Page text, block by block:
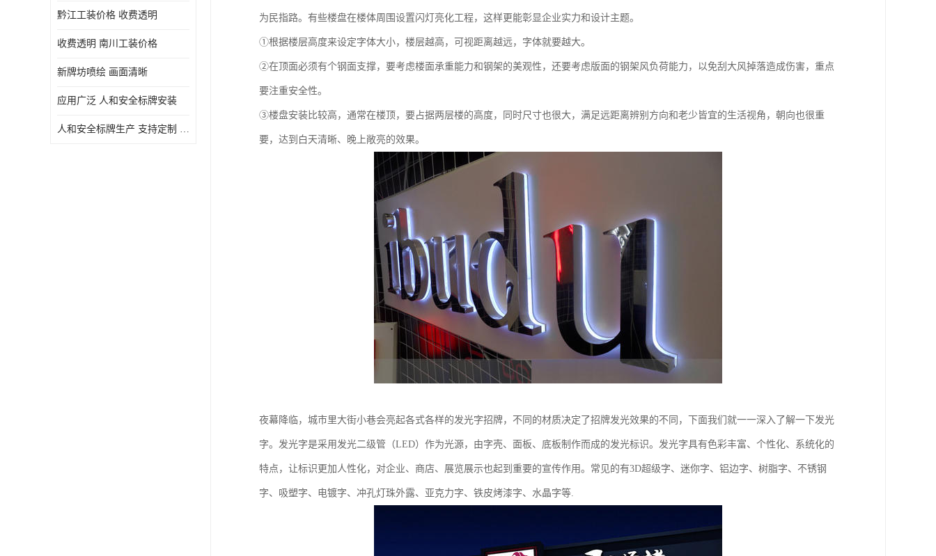
黔江工装价格 收费透明
收费透明 南川工装价格
新牌坊喷绘 画面清晰
应用广泛 人和安全标牌安装
人和安全标牌生产 支持定制 润乔
为民指路。有些楼盘在楼体周围设置闪灯亮化工程，这样更能彰显企业实力和设计主题。
①根据楼层高度来设定字体大小，楼层越高，可视距离越远，字体就要越大。
②在顶面必须有个钢面支撑，要考虑楼面承重能力和钢架的美观性，还要考虑版面的钢架风负荷能力，以免刮大风掉落造成伤害，重点
要注重安全性。
③楼盘安装比较高，通常在楼顶，要占据两层楼的高度，同时尺寸也很大，满足远距离辨别方向和老少皆宜的生活视角，朝向也很重
要，达到白天清晰、晚上敞亮的效果。
夜幕降临，城市里大街小巷会亮起各式各样的发光字招牌，不同的材质决定了招牌发光效果的不同，下面我们就一一深入了解一下发光
字。发光字是采用发光二级管（LED）作为光源，由字壳、面板、底板制作而成的发光标识。发光字具有色彩丰富、个性化、系统化的
特点，让标识更加人性化，对企业、商店、展览展示也起到重要的宣传作用。常见的有3D超级字、迷你字、铝边字、树脂字、不锈钢
字、吸塑字、电镀字、冲孔灯珠外露、亚克力字、铁皮烤漆字、水晶字等.